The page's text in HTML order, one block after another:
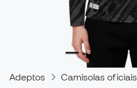
Adeptos Camisolas oficiais